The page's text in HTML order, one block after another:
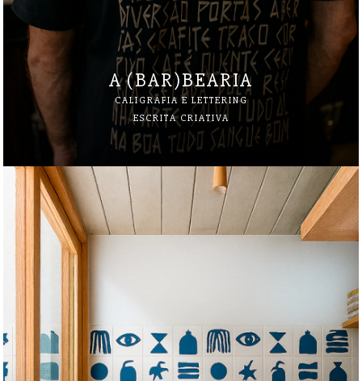
A (BAR)BEARIA
CALIGRAFIA E LETTERING
ESCRITA CRIATIVA